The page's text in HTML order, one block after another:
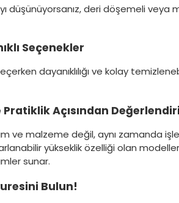
düşünüyorsanız, deri döşemeli
Seçenekler
dayanıklılığı ve kolay
Açısından
malzeme değil, aynı zamanda
yükseklik özelliği olan
sunar.
Bulun!